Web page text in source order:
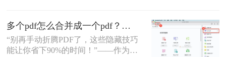
急的！”这样的场景，你是否熟悉？
多个pdf怎么合并成一个pdf？小编亲测高效方法大公开！
“别再手动折腾PDF了，这些隐藏技巧
能让你省下90%的时间！”——作为从